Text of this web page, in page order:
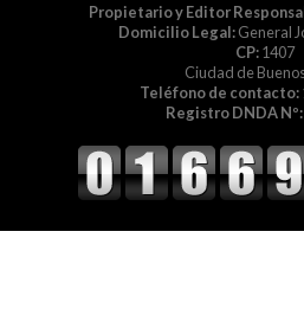
Propietario y Editor
Domicilio Legal:General
CP:1407
Ciudad de
Teléfono de contacto:
Registro DNDA Nº: